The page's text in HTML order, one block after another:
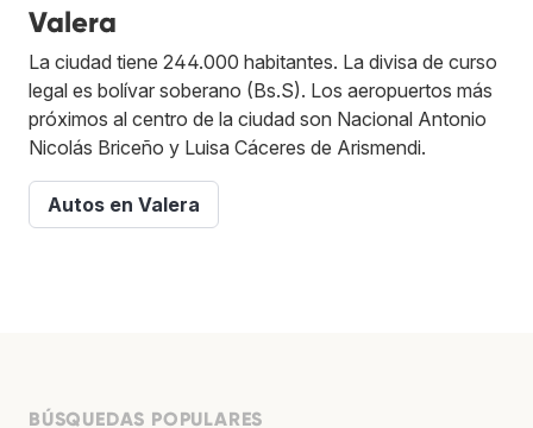
Valera
La ciudad tiene 244.000 habitantes. La divisa de curso
legal es bolívar soberano (Bs.S). Los aeropuertos más
próximos al centro de la ciudad son Nacional Antonio
Nicolás Briceño y Luisa Cáceres de Arismendi.
Autos en Valera
BÚSQUEDAS POPULARES